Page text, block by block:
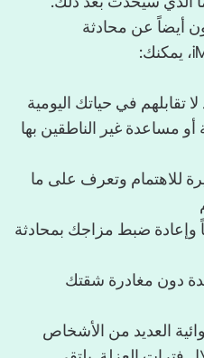
أيضاً عن محادثة
تقابلهم في حياتك اليومية
أو مساعدة غير الناطقين بها
للاهتمام وتعرف على ما
ضبط مزاجك بمحادثة
دون مغادرة شقتك
العديد من الأشخاص